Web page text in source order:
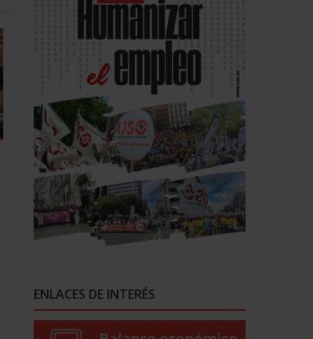
ENLACES DE INTERÉS